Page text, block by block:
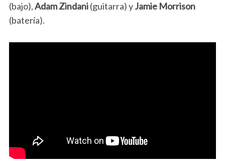
(bajo),Adam Zindani(guitarra) yJamie Morrison
(batería).